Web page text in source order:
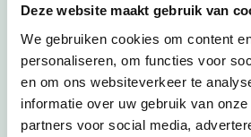
Deze website maakt gebruik van
We gebruiken cookies om content
personaliseren, om functies voor
en om ons websiteverkeer te
informatie over uw gebruik van
partners voor social media,